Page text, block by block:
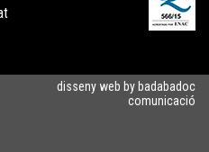
disseny web by badabadoc
comunicació